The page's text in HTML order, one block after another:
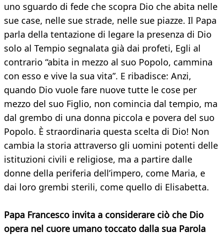
uno sguardo di fede che scopra Dio che abita nelle
sue case, nelle sue strade, nelle sue piazze. Il Papa
parla della tentazione di legare la presenza di Dio
solo al Tempio segnalata già dai profeti, Egli al
contrario “abita in mezzo al suo Popolo, cammina
con esso e vive la sua vita”. E ribadisce: Anzi,
quando Dio vuole fare nuove tutte le cose per
mezzo del suo Figlio, non comincia dal tempio, ma
dal grembo di una donna piccola e povera del suo
Popolo. È straordinaria questa scelta di Dio! Non
cambia la storia attraverso gli uomini potenti delle
istituzioni civili e religiose, ma a partire dalle
donne della periferia dell’impero, come Maria, e
dai loro grembi sterili, come quello di Elisabetta.
Papa Francesco invita a considerare ciò che Dio
opera nel cuore umano toccato dalla sua Parola